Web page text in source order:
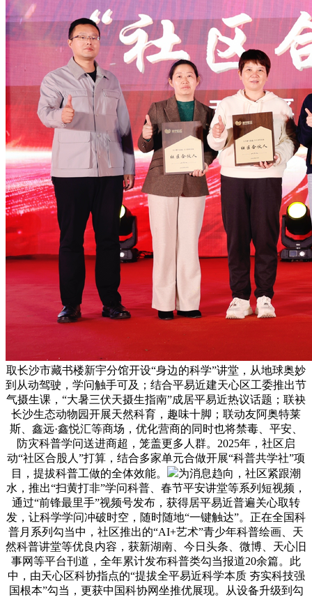
取长沙市藏书楼新宇分馆开设“身边的科学”讲堂，从地球奥妙
到从动驾驶，学问触手可及；结合平易近建天心区工委推出节
气摄生课，“大暑三伏天摄生指南”成居平易近热议话题；联袂
长沙生态动物园开展天然科育，趣味十脚；联动友阿奥特莱
斯、鑫远·鑫悦汇等商场，优化营商的同时也将禁毒、平安、
防灾科普学问送进商超，笼盖更多人群。2025年，社区启
动“社区合股人”打算，结合多家单元合做开展“科普共学社”项
目，提拔科普工做的全体效能。
为消息趋向，社区紧跟潮
水，推出“扫黄打非”学问科普、春节平安讲堂等系列短视频，
通过“前锋最里手”视频号发布，获得居平易近普遍关心取转
发，让科学学问冲破时空，随时随地“一键触达”。正在全国科
普月系列勾当中，社区推出的“AI+艺术”青少年科普绘画、天
然科普讲堂等优良内容，获新湖南、今日头条、微博、天心旧
事网等平台刊道，全年累计发布科普类勾当报道20余篇。此
中，由天心区科协指点的“提拔全平易近科学本质 夯实科技强
国根本”勾当，更获中国科协网坐推优展现。从设备升级到勾